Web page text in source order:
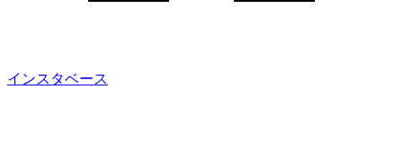
インスタベース